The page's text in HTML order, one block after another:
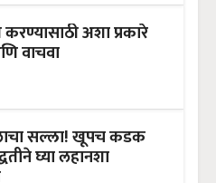
अशा प्रकारे
वाचवा
सल्ला! खूपच कडक
घ्या लहानशा